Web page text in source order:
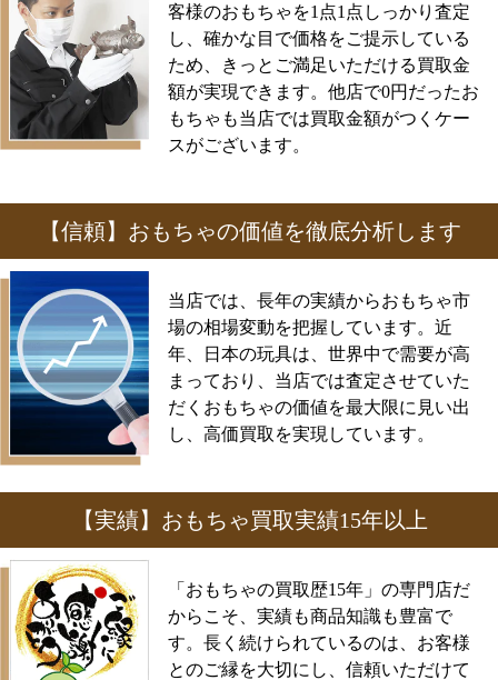
客様のおもちゃを1点1点しっかり査定
し、確かな目で価格をご提示している
ため、きっとご満足いただける買取金
額が実現できます。他店で0円だったお
もちゃも当店では買取金額がつくケー
スがございます。
【信頼】おもちゃの価値を徹底分析します
当店では、長年の実績からおもちゃ市
場の相場変動を把握しています。近
年、日本の玩具は、世界中で需要が高
まっており、当店では査定させていた
だくおもちゃの価値を最大限に見い出
し、高価買取を実現しています。
【実績】おもちゃ買取実績15年以上
「おもちゃの買取歴15年」の専門店だ
からこそ、実績も商品知識も豊富で
す。長く続けられているのは、お客様
とのご縁を大切にし、信頼いただけて